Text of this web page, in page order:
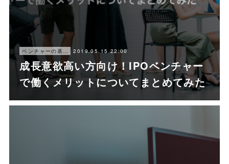
ベンチャーの基本情報 2019.05.15 22:00
成長意欲高い方向け！IPOベンチャー
で働くメリットについてまとめてみた